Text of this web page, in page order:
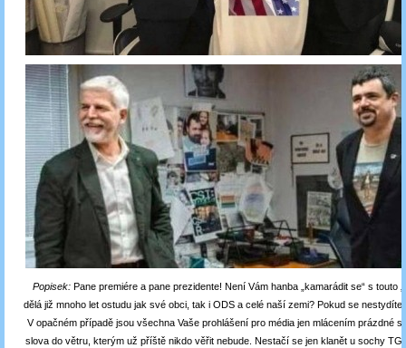
Popisek:Pane premiére a pane prezidente! Není Vám hanba „kamarádit se“ s touto
dělá již mnoho let ostudu jak své obci, tak i ODS a celé naší zemi? Pokud se
V opačném případě jsou všechna Vaše prohlášení pro média jen mlácením prázdné
slova do větru, kterým už příště nikdo věřit nebude. Nestačí se jen klanět u sochy